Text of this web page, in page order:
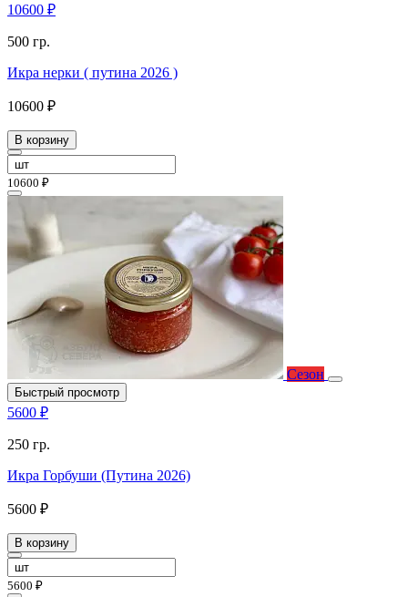
10600 ₽
500 гр.
Икра нерки ( путина 2026 )
10600 ₽
В корзину
10600 ₽
Сезон
Быстрый просмотр
5600 ₽
250 гр.
Икра Горбуши (Путина 2026)
5600 ₽
В корзину
5600 ₽